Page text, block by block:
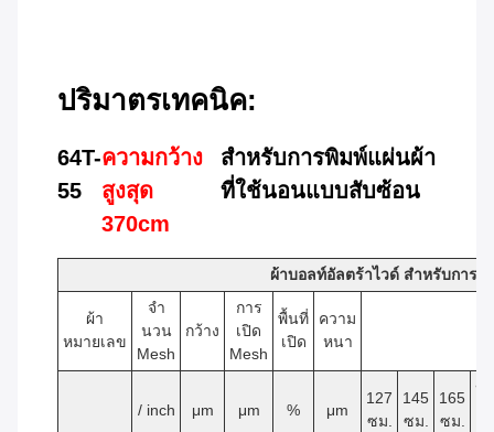
ปริมาตรเทคนิค:
64T-
55
ความกว้าง
สูงสุด
370cm
สําหรับการพิมพ์แผ่นผ้า
ที่ใช้นอนแบบสับซ้อน
ผ้าบอลท์อัลตร้าไวด์ สําหรับการพิ
ผ้า
หมายเลข
จํา
นวน
Mesh
กว้าง
การ
เปิด
Mesh
พื้นที่
เปิด
ความ
หนา
/ inch μm μm % μm
127
ซม.
145
ซม.
165
ซม.
ข